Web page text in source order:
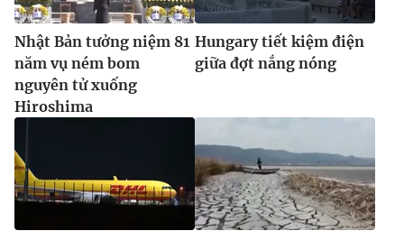
Nhật Bản tưởng niệm 81
năm vụ ném bom
nguyên tử xuống
Hiroshima
Hungary tiết kiệm điện
giữa đợt nắng nóng